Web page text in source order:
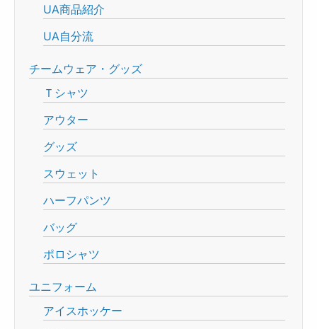
UA商品紹介
UA自分流
チームウェア・グッズ
Ｔシャツ
アウター
グッズ
スウェット
ハーフパンツ
バッグ
ポロシャツ
ユニフォーム
アイスホッケー